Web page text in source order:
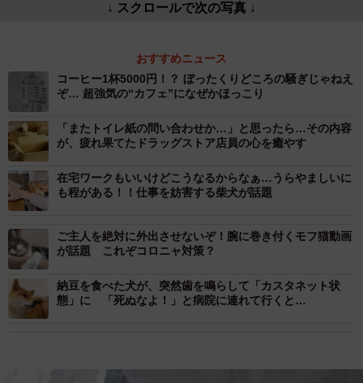
↓ スクロールで次の写真 ↓
おすすめニュース
コーヒー1杯5000円！？ ぼったくりどころの騒ぎじゃねえ
ぞ… 超強気の“カフェ”になぜかほっこり
「またトイレ紙の問い合わせか…」と思ったら…その内容
が、疲れ果てたドラッグストア店員の心を癒やす
在宅ワークもいいけどこうなるからなぁ…うらやましいに
も程がある！！仕事を妨害する柴犬が話題
ご主人を絶対に外出させないぞ！腕に巻き付くモフ猫動画
が話題 これぞコロニャ対策？
納豆を食べた犬が、突然歯を鳴らして「カスタネット状
態」に 「死ぬなよ！」と病院に連れて行くと…